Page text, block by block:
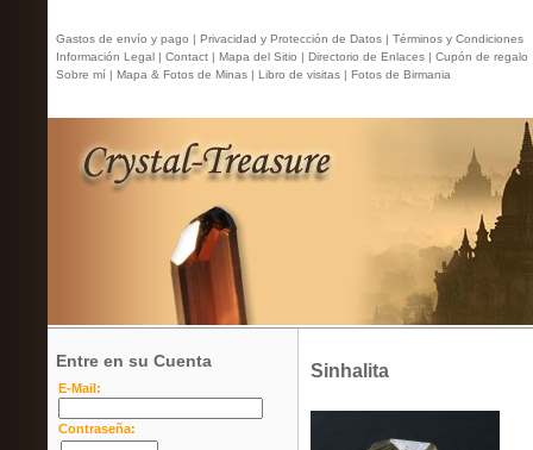
Gastos de envío y pago | Privacidad y Protección de Datos | Términos y Condiciones
Información Legal | Contact | Mapa del Sitio | Directorio de Enlaces | Cupón de regalo
Sobre mí | Mapa & Fotos de Minas | Libro de visitas | Fotos de Birmania
Entre en su Cuenta
E-Mail:
Contraseña:
Sinhalita